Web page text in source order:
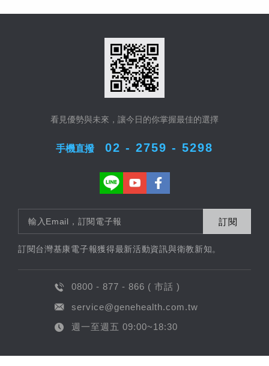
0800 - 877 - 866 ( 市話 )
service@genehealth.com.tw
週一至週五 09:00~18:30
看見優勢與未來，讓今日的你掌握最佳的選擇
手機直撥 02 - 2759 - 5298
訂閱
訂閱台灣基康電子報獲得最新活動資訊與衛教新知。